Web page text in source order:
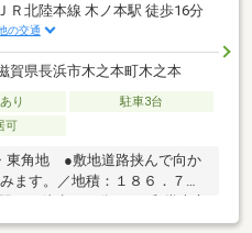
ＪＲ北陸本線 木ノ本駅 徒歩16分
の交通
賀県長浜市木之本町木之本
り
駐車3台
可
東角地 ●敷地道路挟んで向か
ます。／地積：１８６．７８
等の調度品は対象に含まれ